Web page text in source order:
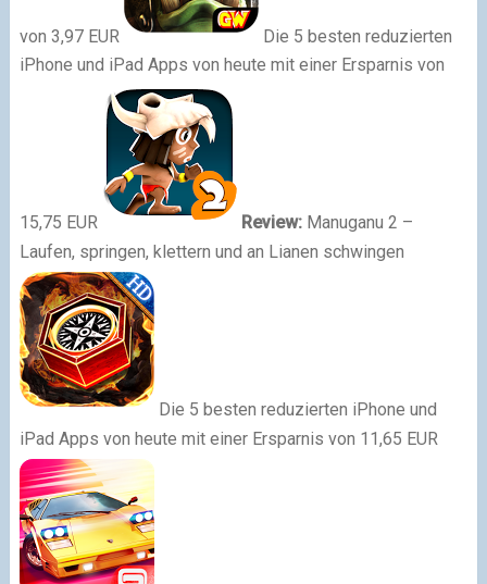
von 3,97 EUR
Die 5 besten reduzierten
iPhone und iPad Apps von heute mit einer Ersparnis von
15,75 EUR Review: Manuganu 2 –
Laufen, springen, klettern und an Lianen schwingen
Die 5 besten reduzierten iPhone und
iPad Apps von heute mit einer Ersparnis von 11,65 EUR